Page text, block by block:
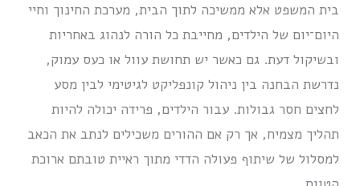
בית המשפט אלא ממשיכה לתוך הבית, מערכת החינוך וחיי
היום־יום של הילדים, מחייבת כל הורה לנהוג באחריות
ובשיקול דעת. גם כאשר יש תחושת עוול או כעס עמוק,
נדרשת הבחנה בין ניהול קונפליקט לגיטימי לבין מסע
לחצים חסר גבולות. עבור הילדים, פרידה יכולה להיות
תהליך מצמיח, אך רק אם ההורים משכילים לנתב את הכאב
למסלול של שיתוף פעולה הדדי מתוך ראיית טובתם ארוכת